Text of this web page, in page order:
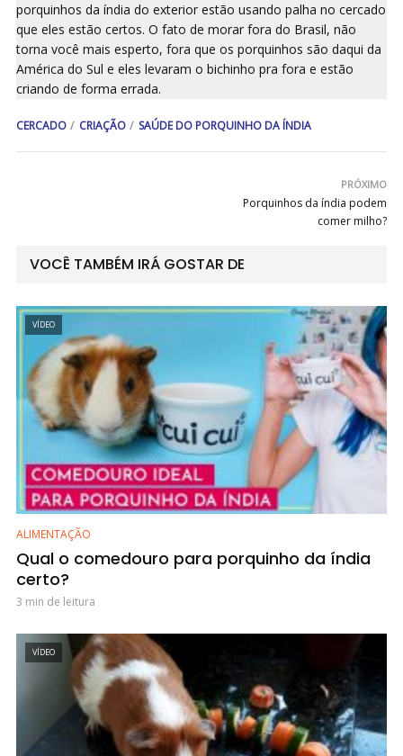
porquinhos da índia do exterior estão usando palha no cercado
que eles estão certos. O fato de morar fora do Brasil, não
torna você mais esperto, fora que os porquinhos são daqui da
América do Sul e eles levaram o bichinho pra fora e estão
criando de forma errada.
CERCADO CRIAÇÃO SAÚDE DO PORQUINHO DA ÍNDIA
PRÓXIMO
Porquinhos da índia podem
comer milho?
VOCÊ TAMBÉM IRÁ GOSTAR DE
VÍDEO
ALIMENTAÇÃO
Qual o comedouro para porquinho da índia
certo?
3 min de leitura
VÍDEO